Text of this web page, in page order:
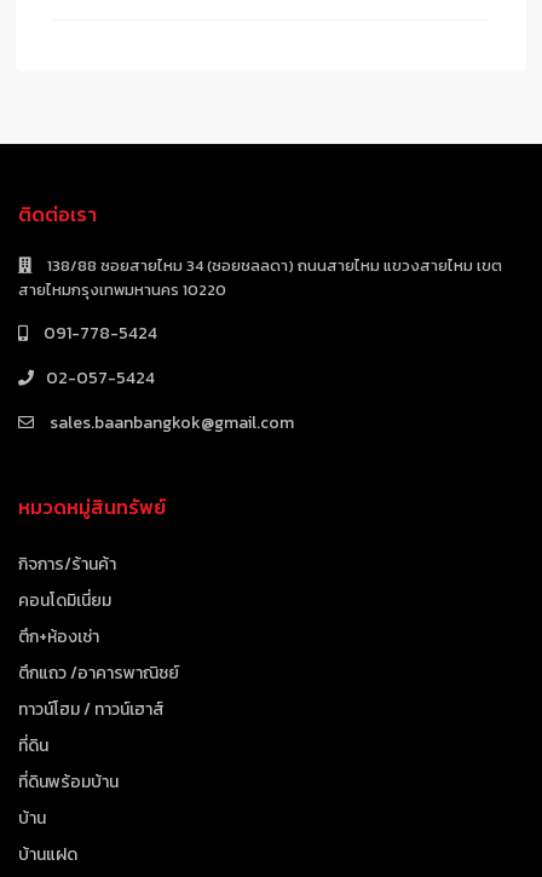
ติดต่อเรา
138/88 ซอยสายไหม 34 (ซอยชลลดา) ถนนสายไหม แขวงสายไหม เขต
สายไหมกรุงเทพมหานคร 10220
091-778-5424
02-057-5424
sales.baanbangkok@gmail.com
หมวดหมู่สินทรัพย์
กิจการ/ร้านค้า
คอนโดมิเนี่ยม
ตึก+ห้องเช่า
ตึกแถว /อาคารพาณิชย์
ทาวน์โฮม / ทาวน์เฮาส์
ที่ดิน
ที่ดินพร้อมบ้าน
บ้าน
บ้านแฝด